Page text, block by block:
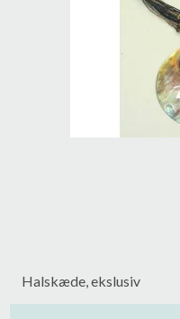
Halskæde, ekslusiv